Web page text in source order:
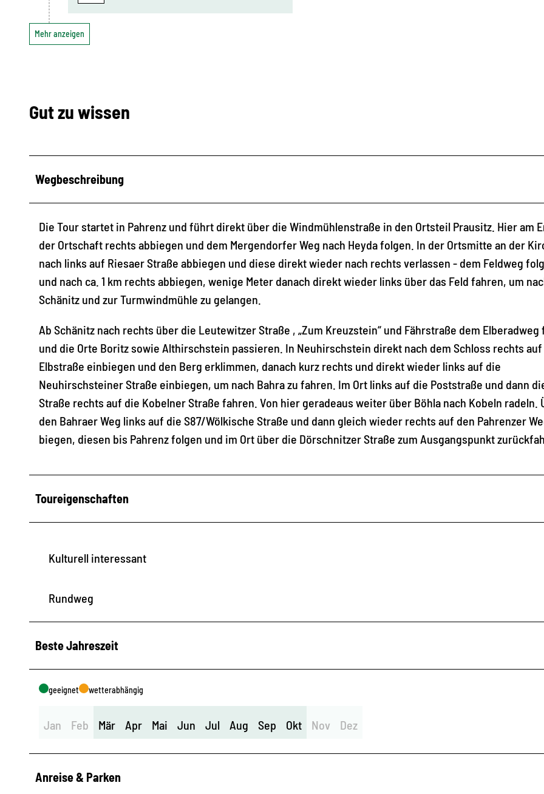
Mehr anzeigen
Gut zu wissen
Wegbeschreibung
Die Tour startet in Pahrenz und führt direkt über die Windmühlenstraße in den Ortsteil Prausitz. Hier am
der Ortschaft rechts abbiegen und dem Mergendorfer Weg nach Heyda folgen. In der Ortsmitte an der
nach links auf Riesaer Straße abbiegen und diese direkt wieder nach rechts verlassen - dem Feldweg
und nach ca. 1 km rechts abbiegen, wenige Meter danach direkt wieder links über das Feld fahren, um
Schänitz und zur Turmwindmühle zu gelangen.
Ab Schänitz nach rechts über die Leutewitzer Straße , „Zum Kreuzstein“ und Fährstraße dem Elberadweg
und die Orte Boritz sowie Althirschstein passieren. In Neuhirschstein direkt nach dem Schloss rechts
Elbstraße einbiegen und den Berg erklimmen, danach kurz rechts und direkt wieder links auf die
Neuhirschsteiner Straße einbiegen, um nach Bahra zu fahren. Im Ort links auf die Poststraße und dann
Straße rechts auf die Kobelner Straße fahren. Von hier geradeaus weiter über Böhla nach Kobeln radeln.
den Bahraer Weg links auf die S87/Wölkische Straße und dann gleich wieder rechts auf den Pahrenzer
biegen, diesen bis Pahrenz folgen und im Ort über die Dörschnitzer Straße zum Ausgangspunkt
Toureigenschaften
Kulturell interessant
Rundweg
Beste Jahreszeit
geeignet wetterabhängig
Jan Feb Mär Apr Mai Jun Jul Aug Sep Okt Nov Dez
Anreise & Parken